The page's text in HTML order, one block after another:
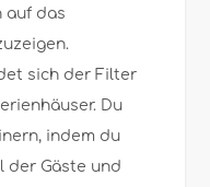
auf das
sich der Filter
Du
indem du
der Gäste und